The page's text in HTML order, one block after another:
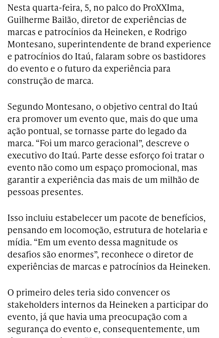
Nesta quarta-feira, 5, no palco do ProXXIma,
Guilherme Bailão, diretor de experiências de
marcas e patrocínios da Heineken, e Rodrigo
Montesano, superintendente de brand experience
e patrocínios do Itaú, falaram sobre os bastidores
do evento e o futuro da experiência para
construção de marca.
Segundo Montesano, o objetivo central do Itaú
era promover um evento que, mais do que uma
ação pontual, se tornasse parte do legado da
marca. “Foi um marco geracional”, descreve o
executivo do Itaú. Parte desse esforço foi tratar o
evento não como um espaço promocional, mas
garantir a experiência das mais de um milhão de
pessoas presentes.
Isso incluiu estabelecer um pacote de benefícios,
pensando em locomoção, estrutura de hotelaria e
mídia. “Em um evento dessa magnitude os
desafios são enormes”, reconhece o diretor de
experiências de marcas e patrocínios da Heineken.
O primeiro deles teria sido convencer os
stakeholders internos da Heineken a participar do
evento, já que havia uma preocupação com a
segurança do evento e, consequentemente, um